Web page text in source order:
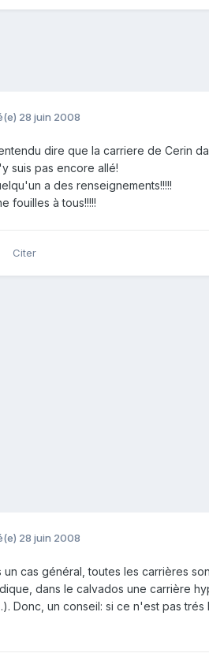
28 juin 2008
dire que la carriere de Cerin
suis pas encore allé!
a des renseignements!!!!!
fouilles à tous!!!!!
Citer
28 juin 2008
un cas général, toutes les carrières
dans le calvados une carrière
Donc, un conseil: si ce n'est pas